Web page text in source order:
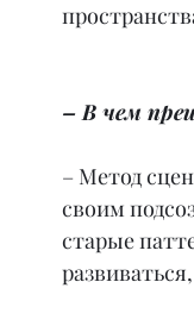
– В чем
– Метод
своим
старые